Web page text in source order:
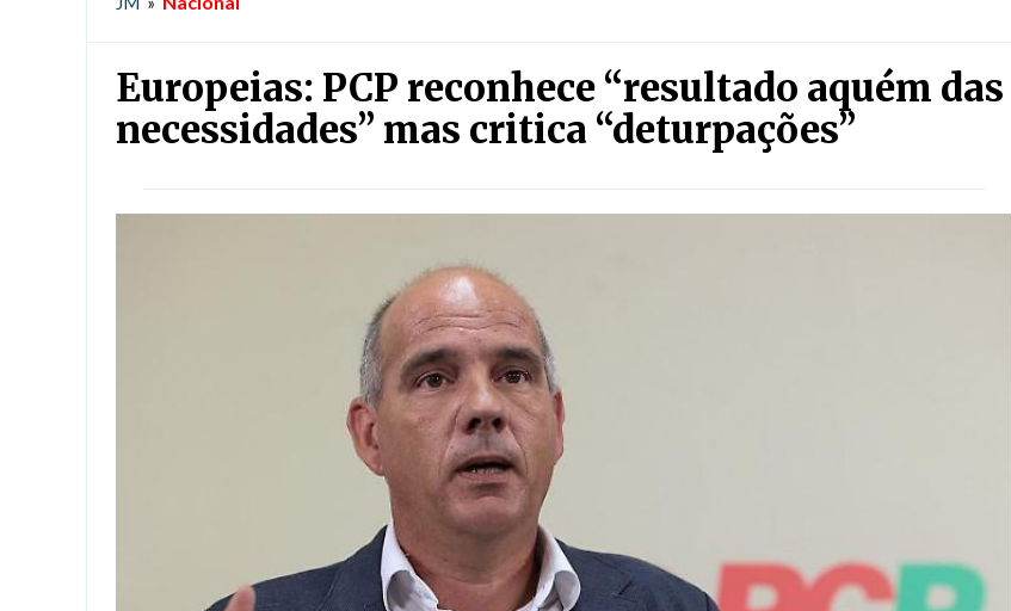
Europeias: PCP reconhece “resultado aquém das
necessidades” mas critica “deturpações”